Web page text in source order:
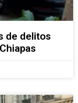
de delitos